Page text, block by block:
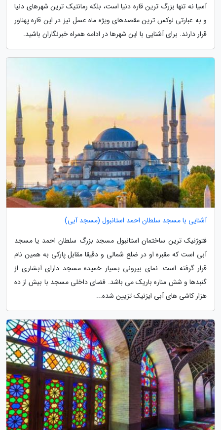
آسیا نه تنها بزرگ ترین قاره دنیا است، بلکه رمانتیک ترین شهرهای دنیا
و به عبارتی لوکس ترین مقصدهای ویژه ماه عسل نیز در این قاره پهناور
قرار دارند. برای آشنایی با این شهرها در ادامه همراه خبرنگاران باشید.
آشنایی با مسجد سلطان احمد استانبول (مسجد آبی)
فتوژنیک ترین ساختمان استانبول مسجد بزرگ سلطان احمد یا مسجد
آبی است که مقبره او در ضلع شمالی و دقیقا مقابل پارکی به همین نام
قرار گرفته است. نمای بیرونی بسیار خمیده مسجد دارای آبشاری از
گنبدها و شش مناره باریک می باشد. فضای داخلی مسجد با بیش از ده
هزار کاشی های آبی ایزنیک تزیین شده...